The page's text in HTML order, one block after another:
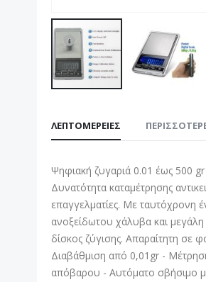
αρχή
συλλογής
εικόνων
ΛΕΠΤΟΜΈΡΕΙΕΣ
Ψηφιακή ζυγαριά 0.01 έως 500
Δυνατότητα καταμέτρησης
επαγγελματίες. Με ταυτόχρονη
ανοξείδωτου χάλυβα και
δίσκος ζύγισης. Απαραίτητη
Διαβάθμιση από 0,01gr -
απόβαρου - Αυτόματο σβήσιμο